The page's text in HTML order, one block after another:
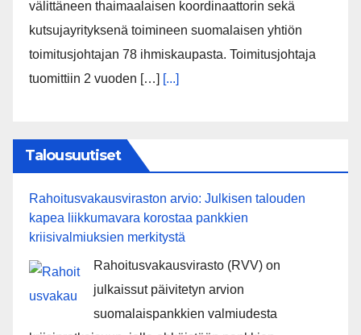
välittäneen thaimaalaisen koordinaattorin sekä
kutsujayrityksenä toimineen suomalaisen yhtiön
toimitusjohtajan 78 ihmiskaupasta. Toimitusjohtaja
tuomittiin 2 vuoden […] [...]
Talousuutiset
Rahoitusvakausviraston arvio: Julkisen talouden
kapea liikkumavara korostaa pankkien
kriisivalmiuksien merkitystä
Rahoitusvakausvirasto (RVV) on
julkaissut päivitetyn arvion
suomalaispankkien valmiudesta